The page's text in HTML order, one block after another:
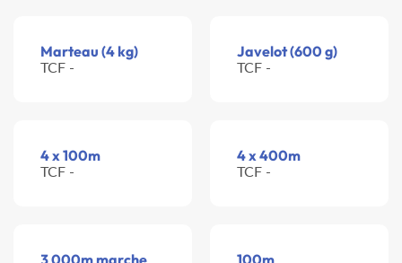
Marteau (4 kg)
TCF -
Javelot (600 g)
TCF -
4 x 100m
TCF -
4 x 400m
TCF -